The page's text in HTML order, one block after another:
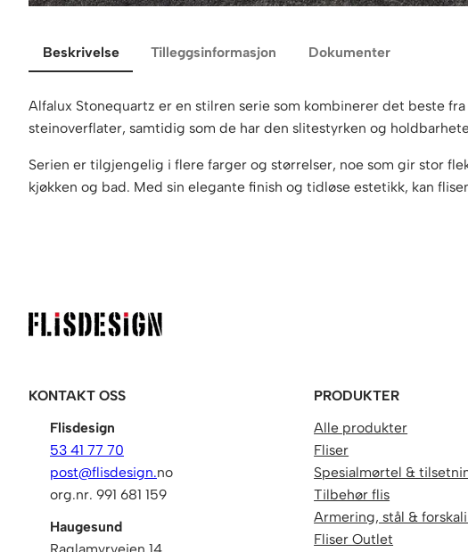
Beskrivelse Tilleggsinformasjon Dokumenter
Alfalux Stonequartz er en stilren serie som kombinerer det beste
steinoverflater, samtidig som de har den slitestyrken og
Serien er tilgjengelig i flere farger og størrelser, noe som gir stor
kjøkken og bad. Med sin elegante finish og tidløse estetikk, kan
KONTAKT OSS
Flisdesign
53 41 77 70
post@flisdesign.no
org.nr. 991 681 159
Haugesund
PRODUKTER
Alle produkter
Fliser
Spesialmørtel &
Tilbehør flis
Armering, stål &
Fliser Outlet